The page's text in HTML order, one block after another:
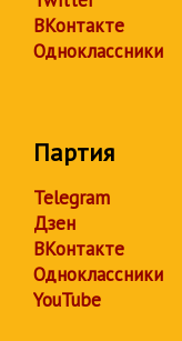
ВКонтакте
Одноклассники
Партия
Telegram
Дзен
ВКонтакте
Одноклассники
YouTube